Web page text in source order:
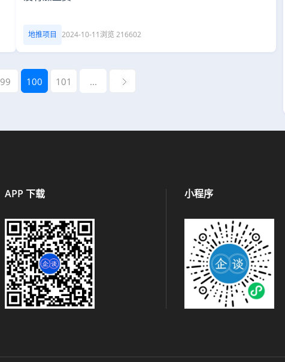
地推项目 2024-10-11 浏览 216602
99 100 101 ...
APP 下载 小程序